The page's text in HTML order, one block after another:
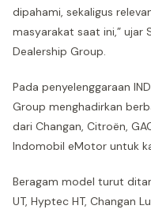
dipahami, sekaligus
masyarakat saat ini,” ujar
Dealership Group.
Pada penyelenggaraan
Group menghadirkan
dari Changan, Citroën,
Indomobil eMotor untuk
Beragam model turut
UT, Hyptec HT, Changan